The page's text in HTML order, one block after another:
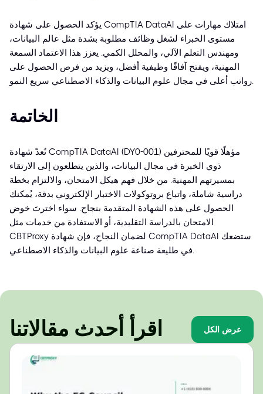
يؤكد الحصول على شهادة CompTIA DataAI امتلاك مهارات على
مستوى الخبراء لشغل وظائف مطلوبة بشدة مثل عالم البيانات،
ومهندس التعلم الآلي، والمحلل الكمي. يعزز هذا الاعتماد السمعة
المهنية، ويفتح آفاقًا وظيفية أفضل، ويزيد من فرص الحصول على
رواتب أعلى في مجال علوم البيانات والذكاء الاصطناعي سريع النمو.
الخاتمة
تُعدّ شهادة CompTIA DataAI (DY0-001) مؤهلًا قويًا للمحترفين
ذوي الخبرة في مجال البيانات، والذين يتطلعون إلى الارتقاء
بمسيرتهم المهنية. من خلال فهم هيكل الامتحان، والالتزام بخطة
دراسية شاملة، واتباع بروتوكولات الاختبار الإلكتروني بدقة، يُمكنك
الحصول على هذه الشهادة المتقدمة بنجاح. سواء اخترتَ خوض
الامتحان بالدراسة التقليدية، أو الاستفادة من خدمات مثل
CBTProxy لضمان النجاح، فإن شهادة CompTIA DataAI ستضعك
في طليعة صناعة علوم البيانات والذكاء الاصطناعي.
اقرأ أحدث مقالاتنا عرض الكل